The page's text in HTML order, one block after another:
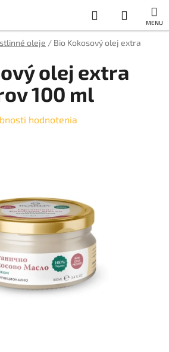
Hľadať
KOŠÍK
oleje / Bio Kokosový olej extra
olej extra
100 ml
hodnotenia